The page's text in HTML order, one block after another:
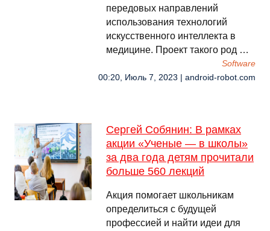
передовых направлений
использования технологий
искусственного интеллекта в
медицине. Проект такого род …
Software
00:20, Июль 7, 2023 | android-robot.com
Сергей Собянин: В рамках
акции «Ученые — в школы»
за два года детям прочитали
больше 560 лекций
Акция помогает школьникам
определиться с будущей
профессией и найти идеи для